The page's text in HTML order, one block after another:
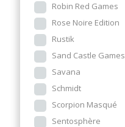
Robin Red Games
Rose Noire Edition
Rustik
Sand Castle Games
Savana
Schmidt
Scorpion Masqué
Sentosphère